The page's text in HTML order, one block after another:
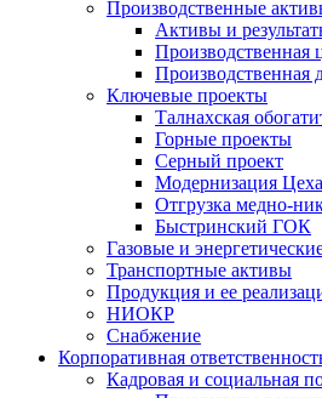
Производственные
Активы и
Производственная
Производственная
Ключевые проекты
Талнахская
Горные проекты
Серный проект
Модернизация
Отгрузка медно-
Быстринский ГОК
Газовые и
Транспортные активы
Продукция и ее
НИОКР
Снабжение
Корпоративная
Кадровая и социальная